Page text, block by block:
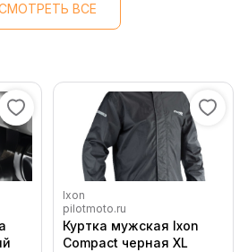
ВСЕ
Ixon
pilotmoto.ru
Куртка мужская Ixon
Compact черная XL